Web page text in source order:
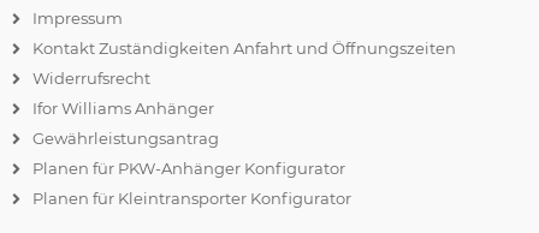
Impressum
Kontakt Zuständigkeiten Anfahrt und Öffnungszeiten
Widerrufsrecht
Ifor Williams Anhänger
Gewährleistungsantrag
Planen für PKW-Anhänger Konfigurator
Planen für Kleintransporter Konfigurator